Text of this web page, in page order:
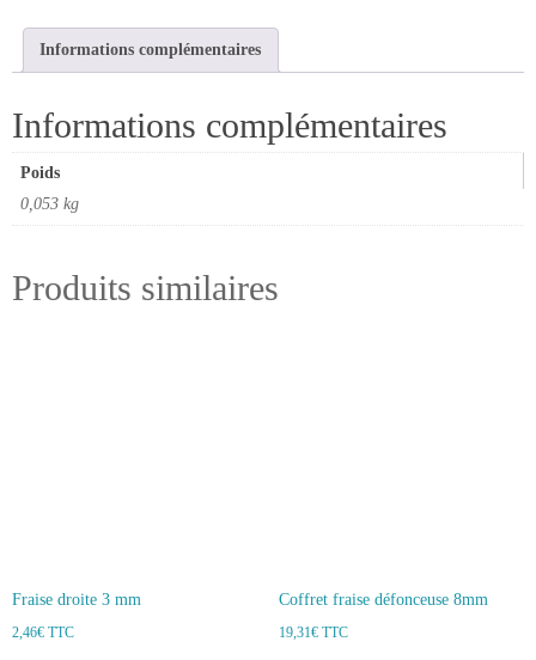
mm
Informations complémentaires
Informations complémentaires
Poids
0,053 kg
Produits similaires
Fraise droite 3 mm
2,46€ TTC
Coffret fraise défonceuse 8mm
19,31€ TTC